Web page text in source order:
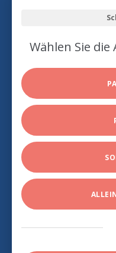
Wählen Sie